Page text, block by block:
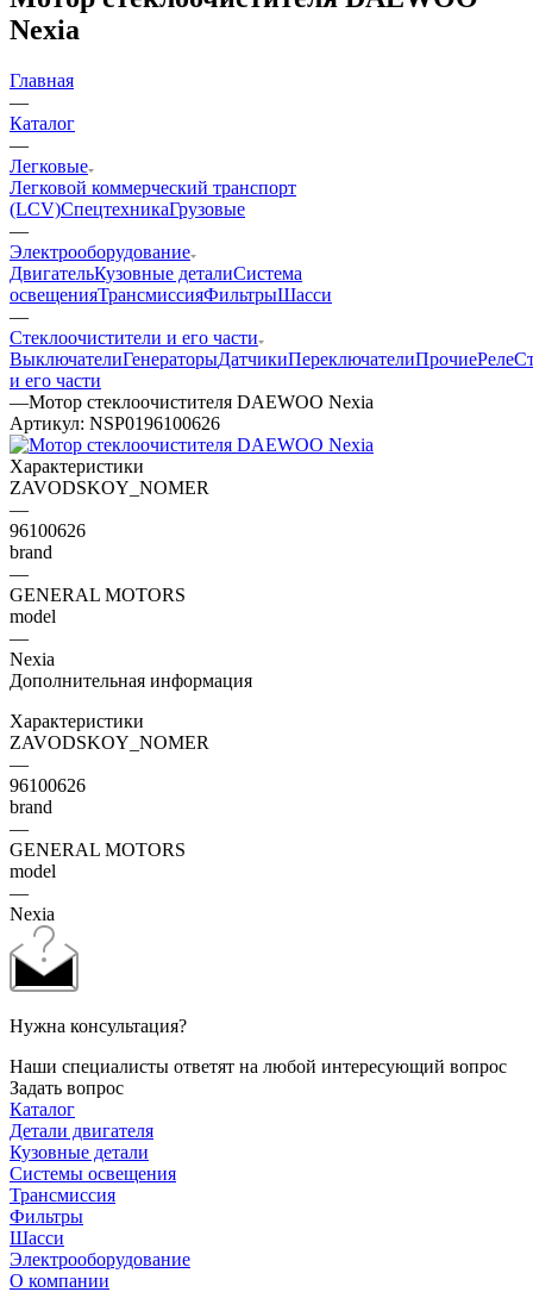
Nexia
Главная
—
Каталог
—
Легковые
Легковой коммерческий транспорт
(LCV)СпецтехникаГрузовые
—
Электрооборудование
ДвигательКузовные деталиСистема
освещенияТрансмиссияФильтрыШасси
—
Стеклоочистители и его части
ВыключателиГенераторыДатчикиПереключателиПрочиеРеле
и его части
—Мотор стеклоочистителя DAEWOO Nexia
Артикул: NSP0196100626
Характеристики
ZAVODSKOY_NOMER
—
96100626
brand
—
GENERAL MOTORS
model
—
Nexia
Дополнительная информация
Характеристики
ZAVODSKOY_NOMER
—
96100626
brand
—
GENERAL MOTORS
model
—
Nexia
Нужна консультация?
Наши специалисты ответят на любой интересующий вопрос
Задать вопрос
Каталог
Детали двигателя
Кузовные детали
Системы освещения
Трансмиссия
Фильтры
Шасси
Электрооборудование
О компании